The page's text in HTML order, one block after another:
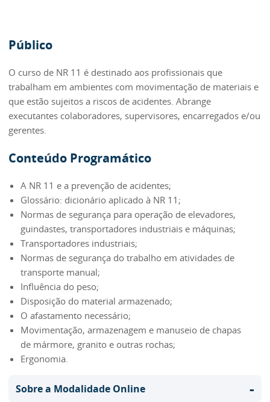
Público
O curso de NR 11 é destinado aos profissionais que
trabalham em ambientes com movimentação de materiais e
que estão sujeitos a riscos de acidentes. Abrange
executantes colaboradores, supervisores, encarregados e/ou
gerentes.
Conteúdo Programático
A NR 11 e a prevenção de acidentes;
Glossário: dicionário aplicado à NR 11;
Normas de segurança para operação de elevadores,
guindastes, transportadores industriais e máquinas;
Transportadores industriais;
Normas de segurança do trabalho em atividades de
transporte manual;
Influência do peso;
Disposição do material armazenado;
O afastamento necessário;
Movimentação, armazenagem e manuseio de chapas
de mármore, granito e outras rochas;
Ergonomia.
Sobre a Modalidade Online -